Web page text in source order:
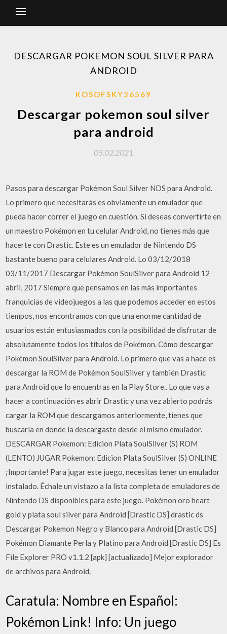
DESCARGAR POKEMON SOUL SILVER PARA
ANDROID
KOSOFSKY36569
Descargar pokemon soul silver
para android
05.02.2021
Pasos para descargar Pokémon Soul Silver NDS para Android.
Lo primero que necesitarás es obviamente un emulador que
pueda hacer correr el juego en cuestión. Si deseas convertirte en
un maestro Pokémon en tu celular Android, no tienes más que
hacerte con Drastic. Este es un emulador de Nintendo DS
bastante bueno para celulares Android. Lo 03/12/2018
03/11/2017 Descargar Pokémon SoulSilver para Android 12
abril, 2017 Siempre que pensamos en las más importantes
franquicias de videojuegos a las que podemos acceder en estos
tiempos, nos encontramos con que una enorme cantidad de
usuarios están entusiasmados con la posibilidad de disfrutar de
absolutamente todos los títulos de Pokémon. Cómo descargar
Pokémon SoulSilver para Android. Lo primero que vas a hace es
descargar la ROM de Pokémon SoulSilver y también Drastic
para Android que lo encuentras en la Play Store.. Lo que vas a
hacer a continuación es abrir Drastic y una vez abierto podrás
cargar la ROM que descargamos anteriormente, tienes que
buscarla en donde la descargaste desde el mismo emulador.
DESCARGAR Pokemon: Edicion Plata SoulSilver (S) ROM
(LENTO) JUGAR Pokemon: Edicion Plata SoulSilver (S) ONLINE
¡Importante! Para jugar este juego, necesitas tener un emulador
instalado. Échale un vistazo a la lista completa de emuladores de
Nintendo DS disponibles para este juego. Pokémon oro heart
gold y plata soul silver para Android [Drastic DS] drastic ds
Descargar Pokemon Negro y Blanco para Android [Drastic DS]
Pokémon Diamante Perla y Platino para Android [Drastic DS] Es
File Explorer PRO v1.1.2 [apk] [actualizado] Mejor explorador
de archivos para Android.
Caratula: Nombre en Español:
Pokémon Link! Info: Un juego